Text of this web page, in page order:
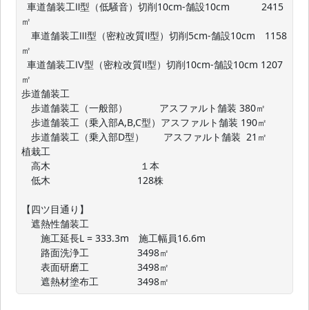
㎡
車道舗装工Ⅲ型（密粒改質Ⅱ型）切削5cm-舗設10cm　1158
㎡
㎡
歩道舗装工
歩道舗装工（一般部）　　　 アスファルト舗装 380㎡
歩道舗装工（乗入部A,B,C型）アスファルト舗装 190㎡
歩道舗装工（乗入部D型）　　アスファルト舗装  21㎡
植栽工
高木　　　　　　　　 　１本
低木　　　　　　　　　128株
【四ツ目通り】
遮熱性舗装工
施工延長L = 333.3m　施工幅員16.6m
路面洗浄工　　　　　3498㎡
表面研磨工　　　　　3498㎡
遮熱材塗布工　　　　3498㎡